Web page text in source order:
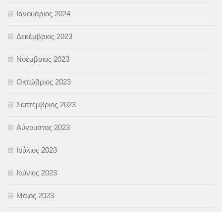
Ιανουάριος 2024
Δεκέμβριος 2023
Νοέμβριος 2023
Οκτώβριος 2023
Σεπτέμβριος 2023
Αύγουστος 2023
Ιούλιος 2023
Ιούνιος 2023
Μάιος 2023